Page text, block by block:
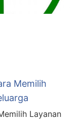
Memilih
Layanan